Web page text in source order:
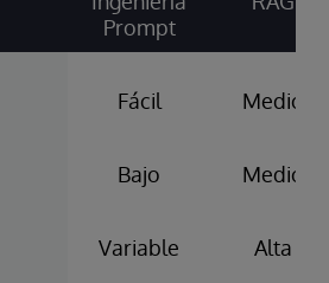
Prompt
Fácil
Medio
Bajo
Medio
Variable
Alta